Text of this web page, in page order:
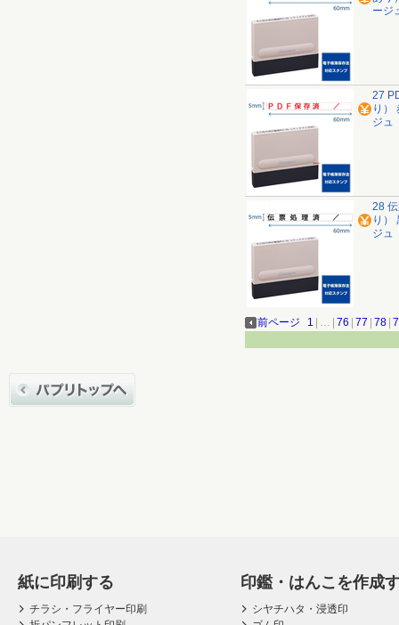
ージ
27
り）
ジュ
28
り）
ジュ
前ページ 1 … 76 77 78
紙に印刷する
チラシ・フライヤー印刷
印鑑・はんこを作成
シヤチハタ・浸透印